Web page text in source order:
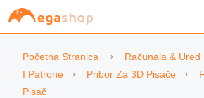
Početna Stranica Računala & Ured
I Patrone
Pribor Za 3D Pisače
Pisač